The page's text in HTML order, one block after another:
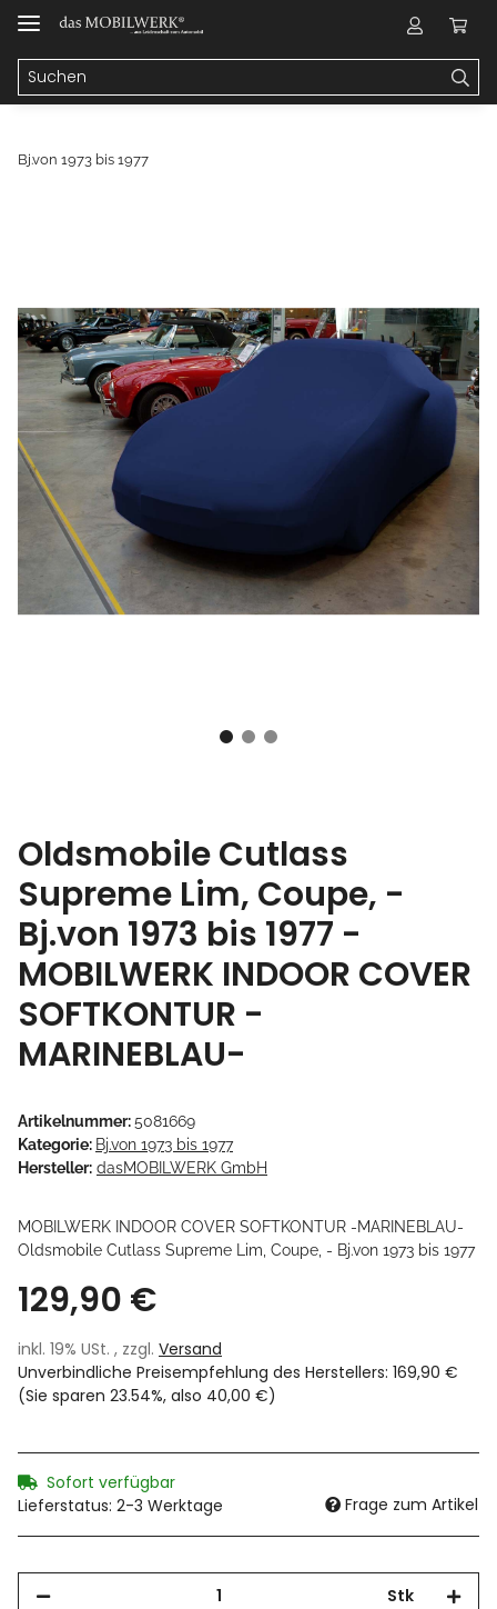
Bj.von 1973 bis 1977
Oldsmobile Cutlass
Supreme Lim, Coupe, -
Bj.von 1973 bis 1977 -
MOBILWERK INDOOR COVER
SOFTKONTUR -
MARINEBLAU-
Artikelnummer:5081669
Kategorie: Bj.von 1973 bis 1977
Hersteller: dasMOBILWERK GmbH
MOBILWERK INDOOR COVER SOFTKONTUR -MARINEBLAU-
Oldsmobile Cutlass Supreme Lim, Coupe, - Bj.von 1973 bis 1977
129,90 €
inkl. 19% USt. , zzgl. Versand
Unverbindliche Preisempfehlung des Herstellers: 169,90 €
(Sie sparen 23.54%, also 40,00 €)
Sofort verfügbar
Lieferstatus: 2-3 Werktage
Frage zum Artikel
Stk